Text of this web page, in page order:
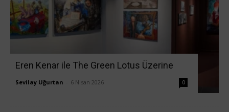
Eren Kenar ile The Green Lotus Üzerine
Sevilay Uğurtan 6 Nisan 2026 0